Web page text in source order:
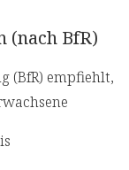
(nach BfR)
(BfR) empfiehlt,